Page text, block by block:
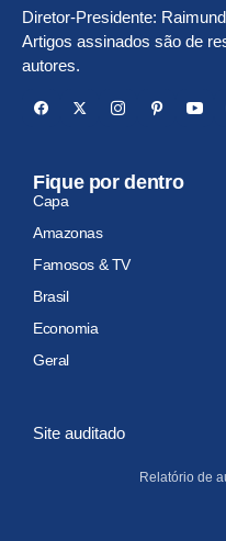
Diretor-Presidente:
Artigos assinados são de
autores.
Fique por dentro
Capa
Amazonas
Famosos & TV
Brasil
Economia
Geral
Site auditado
Relatório de